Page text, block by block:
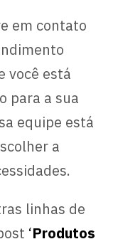
em contato
você está
para a sua
equipe está
a
linhas de
‘Produtos